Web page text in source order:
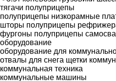
тягачи полуприцепы
полуприцепы низкорамные
шторы полуприцепы
фургоны полуприцепы
оборудование
оборудование для
отвалы для снега щетки
коммунальная техника
коммунальные машины